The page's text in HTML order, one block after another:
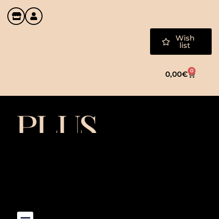
Wish
list
0,00€ 0